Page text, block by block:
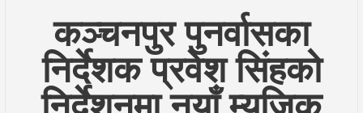
कञ्चनपुर पुनर्वासका
निर्देशक प्रवेश सिंहको